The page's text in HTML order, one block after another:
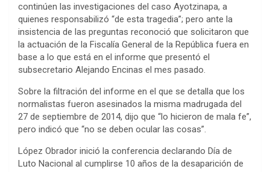
continúen las investigaciones del caso Ayotzinapa, a
quienes responsabilizó “de esta tragedia”; pero ante la
insistencia de las preguntas reconoció que solicitaron que
la actuación de la Fiscalía General de la República fuera en
base a lo que está en el informe que presentó el
subsecretario Alejando Encinas el mes pasado.
Sobre la filtración del informe en el que se detalla que los
normalistas fueron asesinados la misma madrugada del
27 de septiembre de 2014, dijo que “lo hicieron de mala fe”,
pero indicó que “no se deben ocular las cosas”.
López Obrador inició la conferencia declarando Día de
Luto Nacional al cumplirse 10 años de la desaparición de